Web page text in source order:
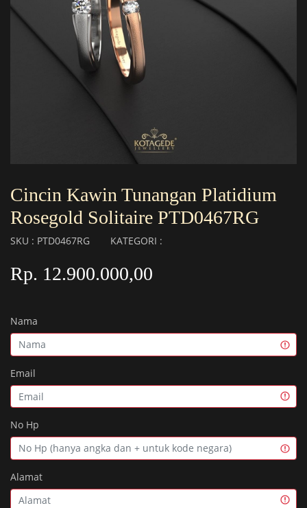
Cincin Kawin Tunangan Platidium
Rosegold Solitaire PTD0467RG
SKU : PTD0467RG KATEGORI :
Rp. 12.900.000,00
Nama
Email
No Hp
Alamat